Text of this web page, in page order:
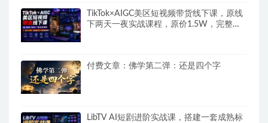
TikTok×AIGC美区短视频带货线下课，原线
下两天一夜实战课程，原价1.5W，完整收
付费文章：佛学第二弹：还是四个字
LibTV AI短剧进阶实战课，搭建一套成熟标